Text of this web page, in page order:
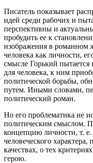
Писатель показывает
идей среди рабочих и
перспективны и
пробудить ее к
изображения в романном
человека как личности,
смысле Горький пытается
для человека, к ним
политической борьбы,
путем. Иными словами,
политический роман.
Ho его проблематика не
политическим смыслом.
концепцию личности, т. е.
человеческого
качествах, о тех
герою.